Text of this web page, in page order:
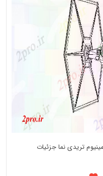
تریدی نما جزئیات